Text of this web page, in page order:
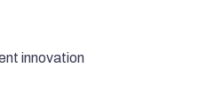
innovation